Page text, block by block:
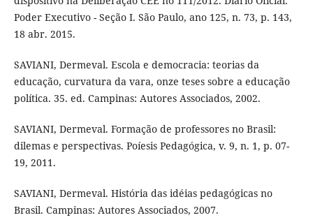
Poder Executivo - Seção I. São Paulo, ano 125, n. 73, p. 143,
18 abr. 2015.
SAVIANI, Dermeval. Escola e democracia: teorias da
educação, curvatura da vara, onze teses sobre a educação
política. 35. ed. Campinas: Autores Associados, 2002.
SAVIANI, Dermeval. Formação de professores no Brasil:
dilemas e perspectivas. Poíesis Pedagógica, v. 9, n. 1, p. 07-
19, 2011.
SAVIANI, Dermeval. História das idéias pedagógicas no
Brasil. Campinas: Autores Associados, 2007.